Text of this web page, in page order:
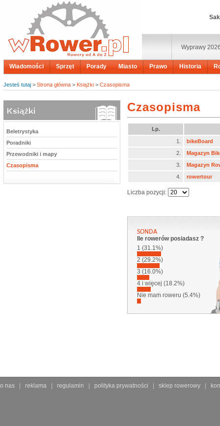
Wyprawy
Wiadomości Sprzęt Porady Miasto Prawo Historia
Jesteś tutaj > Strona główna > Książki > Czasopisma
Beletrystyka
Poradniki
Przewodniki i mapy
Czasopisma
Czasopisma
Lp.
1.
bikeBoard
2.
Magazyn
3.
Magazyn
4.
rowertour
Liczba pozycji:
Ile rowerów posiadasz ?
1 (31.1%)
2 (29.2%)
3 (16.0%)
4 i więcej (18.2%)
Nie mam roweru (5.4%)
o nas reklama regulamin polityka prywatności sklep rowerowy